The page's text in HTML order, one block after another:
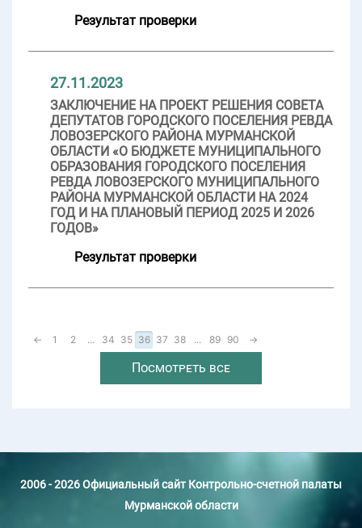
Результат проверки
27.11.2023
ЗАКЛЮЧЕНИЕ НА ПРОЕКТ РЕШЕНИЯ СОВЕТА
ДЕПУТАТОВ ГОРОДСКОГО ПОСЕЛЕНИЯ РЕВДА
ЛОВОЗЕРСКОГО РАЙОНА МУРМАНСКОЙ
ОБЛАСТИ «О БЮДЖЕТЕ МУНИЦИПАЛЬНОГО
ОБРАЗОВАНИЯ ГОРОДСКОГО ПОСЕЛЕНИЯ
РЕВДА ЛОВОЗЕРСКОГО МУНИЦИПАЛЬНОГО
РАЙОНА МУРМАНСКОЙ ОБЛАСТИ НА 2024
ГОД И НА ПЛАНОВЫЙ ПЕРИОД 2025 И 2026
ГОДОВ»
Результат проверки
← 1 2 ... 34 35 36 37 38 ... 89 90 →
Посмотреть все
2006 - 2026 Официальный сайт Контрольно-счетной палаты
Мурманской области